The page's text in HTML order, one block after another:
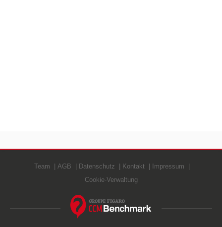
Team AGB Datenschutz Kontakt
Impressum
Cookie-Verwaltung